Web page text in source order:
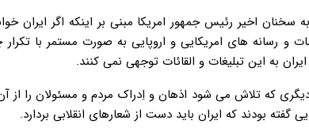
سخنان اخیر رئیس جمهور امریکا مبنی بر اینکه اگر ایران
و رسانه های امریکایی و اروپایی به صورت مستمر با
به این تبلیغات و القائات توجهی نمی کنند.
که تلاش می شود اذهان و اِدراک مردم و مسئولان را از
گفته بودند که ایران باید دست از شعارهای انقلابی بردارد.